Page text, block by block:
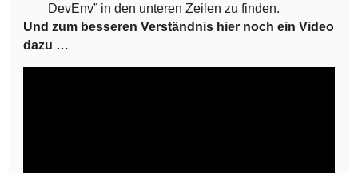
DevEnv” in den unteren Zeilen zu finden.
Und zum besseren Verständnis hier noch ein Video
dazu …